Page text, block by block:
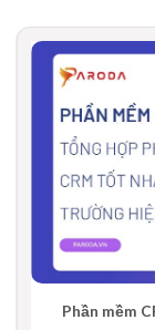
Phần mềm